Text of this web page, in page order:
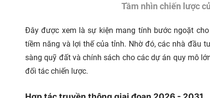
Tầm nhìn chiến lược
Đây được xem là sự kiện mang tính bước ngoặt
tiềm năng và lợi thế của tỉnh. Nhờ đó, các nhà đầu
sàng quỹ đất và chính sách cho các dự án quy mô
đối tác chiến lược.